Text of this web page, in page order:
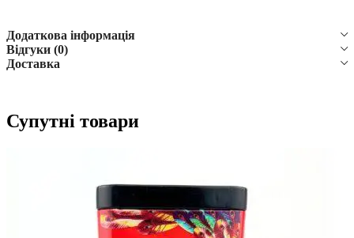
Додаткова інформація
Відгуки (0)
Доставка
Супутні товари